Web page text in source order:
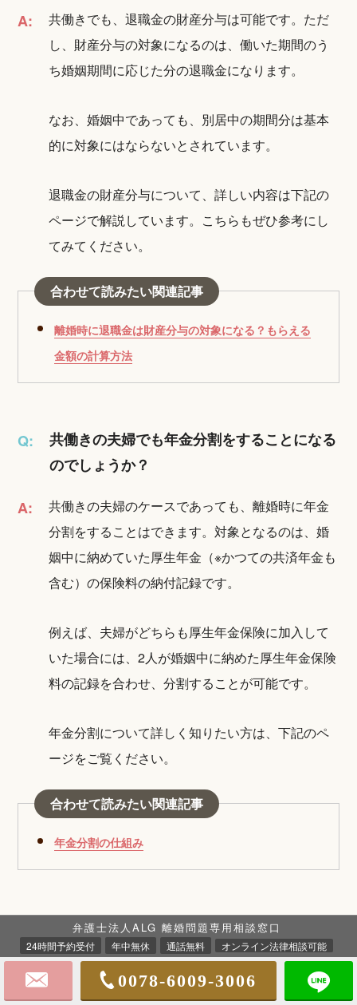
A:
共働きでも、退職金の財産分与は可能です。ただ
し、財産分与の対象になるのは、働いた期間のう
ち婚姻期間に応じた分の退職金になります。
なお、婚姻中であっても、別居中の期間分は基本
的に対象にはならないとされています。
退職金の財産分与について、詳しい内容は下記の
ページで解説しています。こちらもぜひ参考にし
てみてください。
合わせて読みたい関連記事
離婚時に退職金は財産分与の対象になる？もらえる
金額の計算方法
Q:
共働きの夫婦でも年金分割をすることになる
のでしょうか？
A:
共働きの夫婦のケースであっても、離婚時に年金
分割をすることはできます。対象となるのは、婚
姻中に納めていた厚生年金（※かつての共済年金も
含む）の保険料の納付記録です。
例えば、夫婦がどちらも厚生年金保険に加入して
いた場合には、2人が婚姻中に納めた厚生年金保険
料の記録を合わせ、分割することが可能です。
年金分割について詳しく知りたい方は、下記のペ
ージをご覧ください。
合わせて読みたい関連記事
年金分割の仕組み
共働き夫婦の財産分与に関するご相
談は、経験豊富な弁護士にお任せく
弁護士法人ALG 離婚問題専用相談窓口
24時間予約受付 年中無休 通話無料 オンライン法律相談可能
0078-6009-3006